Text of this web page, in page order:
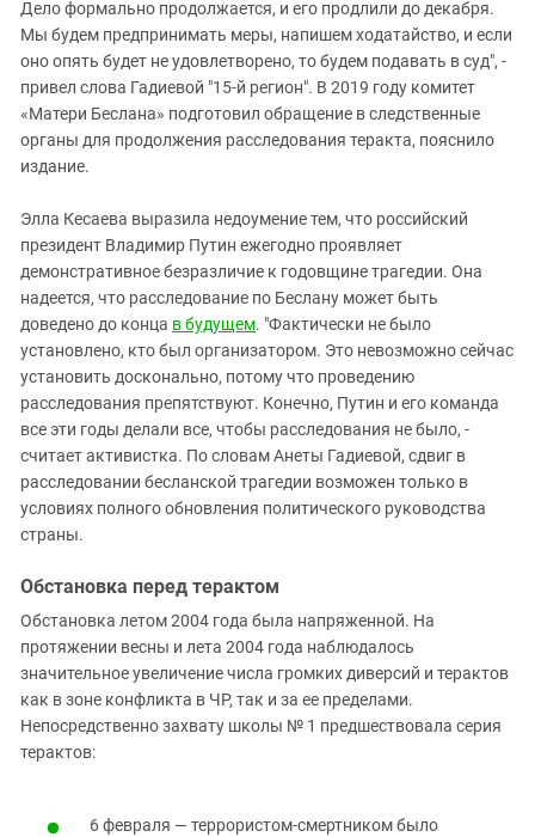
Дело формально продолжается, и его продлили до декабря.
Мы будем предпринимать меры, напишем ходатайство, и если
оно опять будет не удовлетворено, то будем подавать в суд", -
привел слова Гадиевой "15-й регион". В 2019 году комитет
«Матери Беслана» подготовил обращение в следственные
органы для продолжения расследования теракта, пояснило
издание.
Элла Кесаева выразила недоумение тем, что российский
президент Владимир Путин ежегодно проявляет
демонстративное безразличие к годовщине трагедии. Она
надеется, что расследование по Беслану может быть
доведено до конца в будущем. "Фактически не было
установлено, кто был организатором. Это невозможно сейчас
установить досконально, потому что проведению
расследования препятствуют. Конечно, Путин и его команда
все эти годы делали все, чтобы расследования не было, -
считает активистка. По словам Анеты Гадиевой, сдвиг в
расследовании бесланской трагедии возможен только в
условиях полного обновления политического руководства
страны.
Обстановка перед терактом
Обстановка летом 2004 года была напряженной. На
протяжении весны и лета 2004 года наблюдалось
значительное увеличение числа громких диверсий и терактов
как в зоне конфликта в ЧР, так и за ее пределами.
Непосредственно захвату школы № 1 предшествовала серия
терактов:
6 февраля — террористом-смертником было